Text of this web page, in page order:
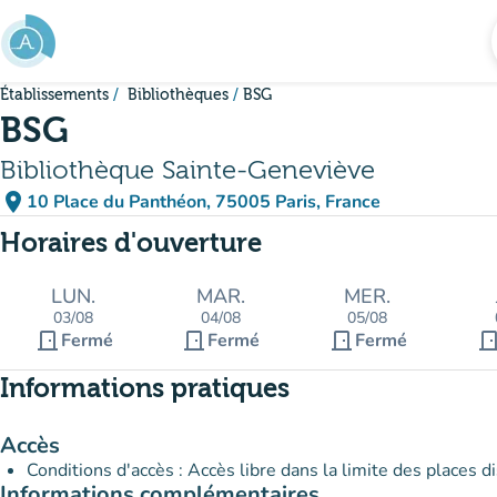
Aller au contenu principal
Établissements Bibliothèques BSG
BSG
Bibliothèque Sainte-Geneviève
place 10 Place du Panthéon, 75005 Paris, France
(ouvrir dans Google Maps)
(nouvel onglet)
Horaires d'ouverture
LUN.
03/08
door_front Fermé
MAR.
04/08
door_front Fermé
MER.
05/08
door_front Fermé door_front
Informations pratiques
Accès
Conditions d'accès : Accès libre dans la limite des places